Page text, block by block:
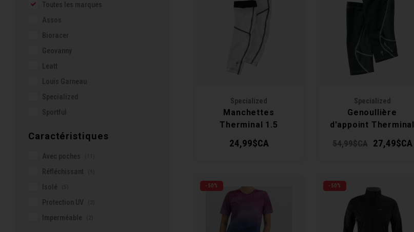
Toutes les marques
Assos
Bioracer
Geovanny
Leatt
Louis Garneau
Specialized
Sportful
Caractéristiques
Avec poches
Réfléchissant
Isolé
Protection UV
Imperméable
Specialized
Manchettes
Therminal 1.5
24,99$CA
Specialized
Genoullière
d'appoint Therminal
54,99$CA 27,49$CA
-50% -50%